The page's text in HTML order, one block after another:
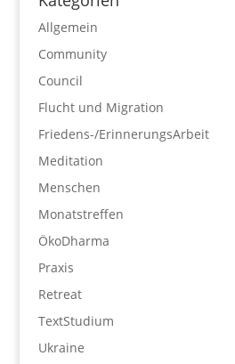
Allgemein
Community
Council
Flucht und Migration
Friedens-/ErinnerungsArbeit
Meditation
Menschen
Monatstreffen
ÖkoDharma
Praxis
Retreat
TextStudium
Ukraine